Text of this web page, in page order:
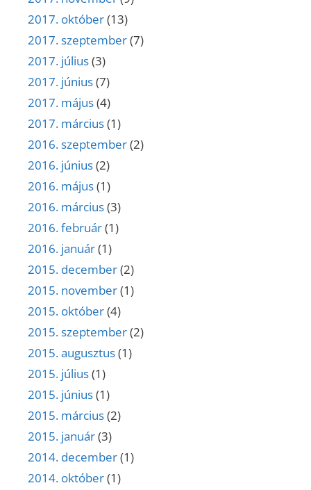
2017. október(13)
2017. szeptember(7)
2017. július(3)
2017. június(7)
2017. május(4)
2017. március(1)
2016. szeptember(2)
2016. június(2)
2016. május(1)
2016. március(3)
2016. február(1)
2016. január(1)
2015. december(2)
2015. november(1)
2015. október(4)
2015. szeptember(2)
2015. augusztus(1)
2015. július(1)
2015. június(1)
2015. március(2)
2015. január(3)
2014. december(1)
2014. október(1)